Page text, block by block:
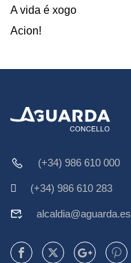
A vida é xogo
Acion!
(+34) 986 610 000
(+34) 986 610 283
alcaldia@aguarda.es